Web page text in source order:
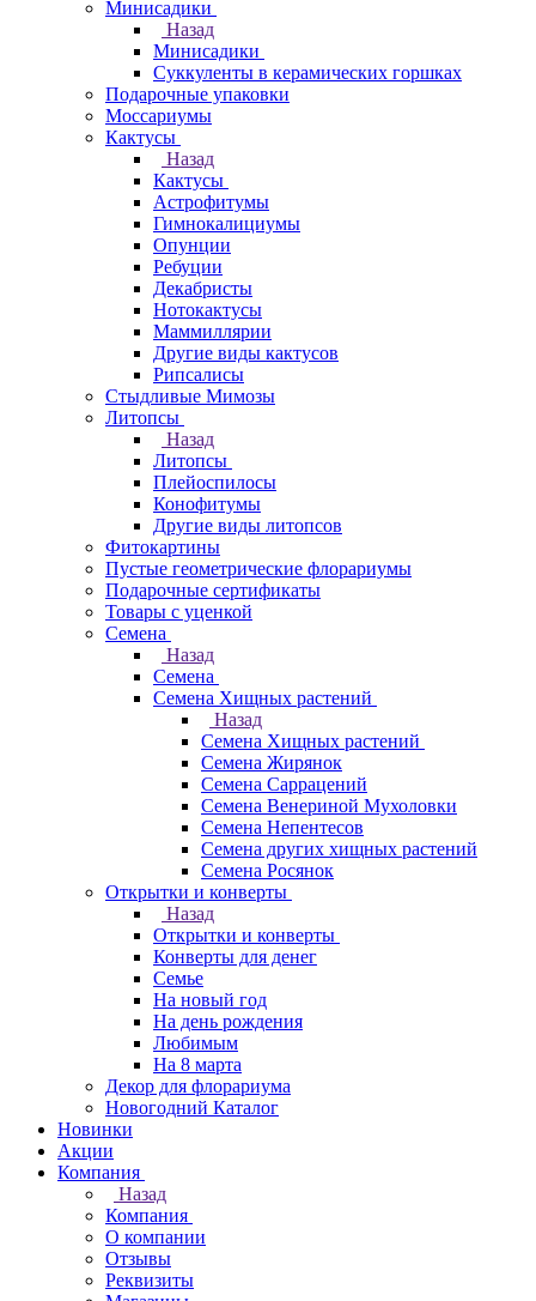
Минисадики
Назад
Минисадики
Суккуленты в керамических горшках
Подарочные упаковки
Моссариумы
Кактусы
Назад
Кактусы
Астрофитумы
Гимнокалициумы
Опунции
Ребуции
Декабристы
Нотокактусы
Маммиллярии
Другие виды кактусов
Рипсалисы
Стыдливые Мимозы
Литопсы
Назад
Литопсы
Плейоспилосы
Конофитумы
Другие виды литопсов
Фитокартины
Пустые геометрические флорариумы
Подарочные сертификаты
Товары с уценкой
Семена
Назад
Семена
Семена Хищных растений
Назад
Семена Хищных растений
Семена Жирянок
Семена Саррацений
Семена Венериной Мухоловки
Семена Непентесов
Семена других хищных растений
Семена Росянок
Открытки и конверты
Назад
Открытки и конверты
Конверты для денег
Семье
На новый год
На день рождения
Любимым
На 8 марта
Декор для флорариума
Новогодний Каталог
Новинки
Акции
Компания
Назад
Компания
О компании
Отзывы
Реквизиты